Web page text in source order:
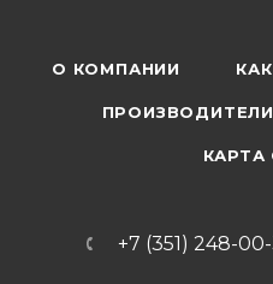
О КОМПАНИИ
ПРОИЗВОДИТЕЛИ
КАРТА
+7 (351) 248-